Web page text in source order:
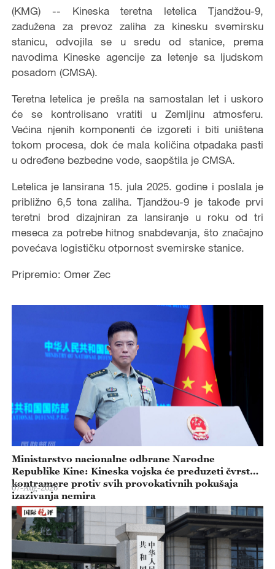
(KMG) -- Kineska teretna letelica Tjandžou-9,
zadužena za prevoz zaliha za kinesku svemirsku
stanicu, odvojila se u sredu od stanice, prema
navodima Kineske agencije za letenje sa ljudskom
posadom (CMSA).
Teretna letelica je prešla na samostalan let i uskoro
će se kontrolisano vratiti u Zemljinu atmosferu.
Većina njenih komponenti će izgoreti i biti uništena
tokom procesa, dok će mala količina otpadaka pasti
u određene bezbedne vode, saopštila je CMSA.
Letelica je lansirana 15. jula 2025. godine i poslala je
približno 6,5 tona zaliha. Tjandžou-9 je takođe prvi
teretni brod dizajniran za lansiranje u roku od tri
meseca za potrebe hitnog snabdevanja, što značajno
povećava logističku otpornost svemirske stanice.
Pripremio: Omer Zec
Ministarstvo nacionalne odbrane Narodne
Republike Kine: Kineska vojska će preduzeti čvrste
kontramere protiv svih provokativnih pokušaja
izazivanja nemira
07-Aug-2026